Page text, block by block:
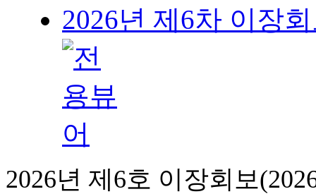
2026년 제6차 이장
2026년 제6호 이장회보